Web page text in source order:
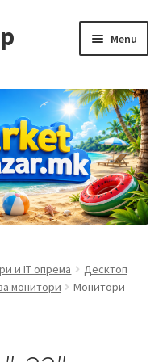
Menu
и IT опрема
Десктоп
монитори
Монитори